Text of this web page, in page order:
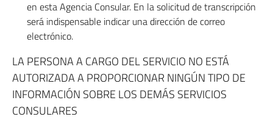
en esta Agencia Consular. En la solicitud de transcripción
será indispensable indicar una dirección de correo
electrónico.
LA PERSONA A CARGO DEL SERVICIO NO ESTÁ
AUTORIZADA A PROPORCIONAR NINGÚN TIPO DE
INFORMACIÓN SOBRE LOS DEMÁS SERVICIOS
CONSULARES